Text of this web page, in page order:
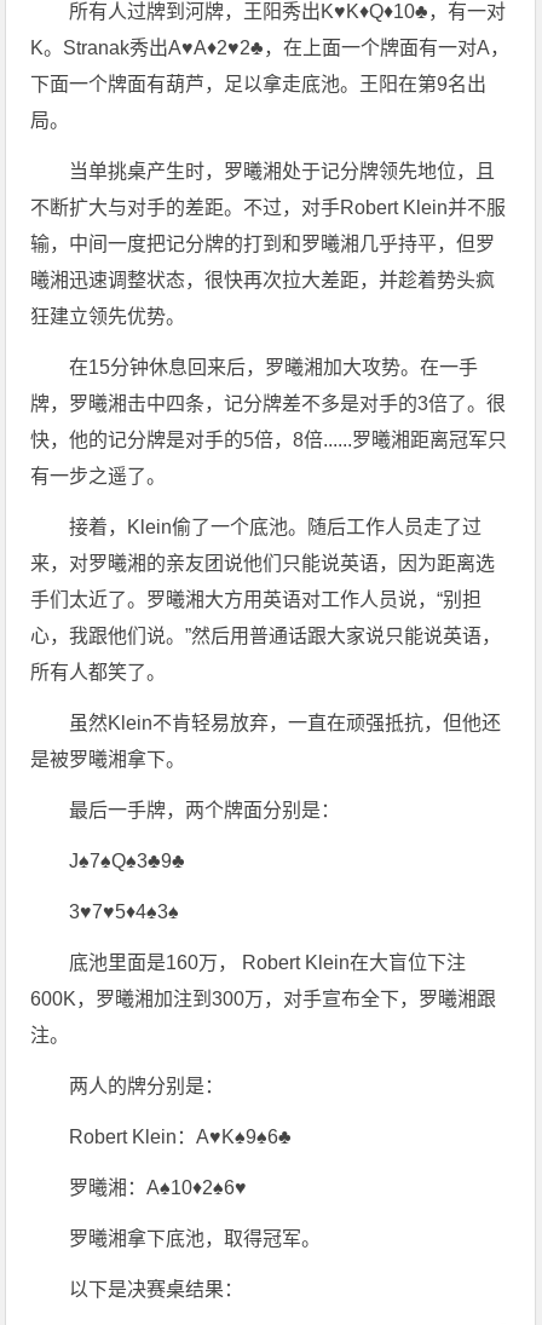
所有人过牌到河牌，王阳秀出K♥K♦Q♦10♣，有一对
K。Stranak秀出A♥A♦2♥2♣，在上面一个牌面有一对A，
下面一个牌面有葫芦，足以拿走底池。王阳在第9名出
局。
当单挑桌产生时，罗曦湘处于记分牌领先地位，且
不断扩大与对手的差距。不过，对手Robert Klein并不服
输，中间一度把记分牌的打到和罗曦湘几乎持平，但罗
曦湘迅速调整状态，很快再次拉大差距，并趁着势头疯
狂建立领先优势。
在15分钟休息回来后，罗曦湘加大攻势。在一手
牌，罗曦湘击中四条，记分牌差不多是对手的3倍了。很
快，他的记分牌是对手的5倍，8倍......罗曦湘距离冠军只
有一步之遥了。
接着，Klein偷了一个底池。随后工作人员走了过
来，对罗曦湘的亲友团说他们只能说英语，因为距离选
手们太近了。罗曦湘大方用英语对工作人员说，“别担
心，我跟他们说。”然后用普通话跟大家说只能说英语，
所有人都笑了。
虽然Klein不肯轻易放弃，一直在顽强抵抗，但他还
是被罗曦湘拿下。
最后一手牌，两个牌面分别是：
J♠7♠Q♠3♣9♣
3♥7♥5♦4♠3♠
底池里面是160万， Robert Klein在大盲位下注
600K，罗曦湘加注到300万，对手宣布全下，罗曦湘跟
注。
两人的牌分别是：
Robert Klein：A♥K♠9♠6♣
罗曦湘：A♠10♦2♠6♥
罗曦湘拿下底池，取得冠军。
以下是决赛桌结果：